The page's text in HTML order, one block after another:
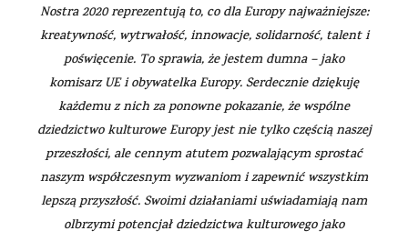
Nostra 2020 reprezentują to, co dla Europy najważniejsze:
kreatywność, wytrwałość, innowacje, solidarność, talent i
poświęcenie. To sprawia, że jestem dumna – jako
komisarz UE i obywatelka Europy. Serdecznie dziękuję
każdemu z nich za ponowne pokazanie, że wspólne
dziedzictwo kulturowe Europy jest nie tylko częścią naszej
przeszłości, ale cennym atutem pozwalającym sprostać
naszym współczesnym wyzwaniom i zapewnić wszystkim
lepszą przyszłość. Swoimi działaniami uświadamiają nam
olbrzymi potencjał dziedzictwa kulturowego jako